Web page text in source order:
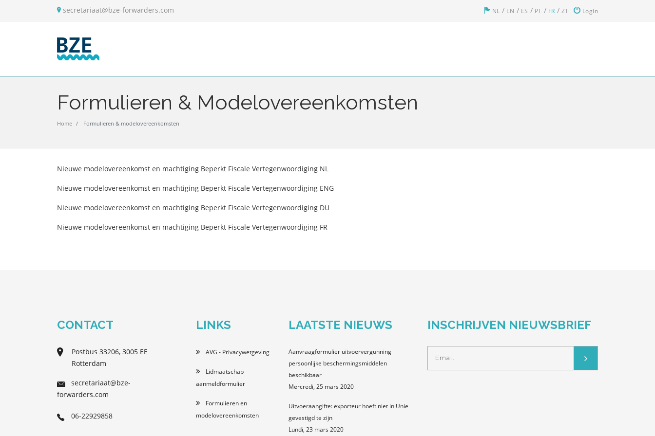
secretariaat@bze-forwarders.com NL / EN / ES / PT / FR / ZT Login
Formulieren & Modelovereenkomsten
Home Formulieren & modelovereenkomsten
Nieuwe modelovereenkomst en machtiging Beperkt Fiscale Vertegenwoordiging NL
Nieuwe modelovereenkomst en machtiging Beperkt Fiscale Vertegenwoordiging ENG
Nieuwe modelovereenkomst en machtiging Beperkt Fiscale Vertegenwoordiging DU
Nieuwe modelovereenkomst en machtiging Beperkt Fiscale Vertegenwoordiging FR
CONTACT
Postbus 33206, 3005 EE
Rotterdam
secretariaat@bze-
forwarders.com
06-22929858
LINKS
AVG - Privacywetgeving
Lidmaatschap
aanmeldformulier
Formulieren en
modelovereenkomsten
LAATSTE NIEUWS
Aanvraagformulier uitvoervergunning
persoonlijke beschermingsmiddelen
beschikbaar
Mercredi, 25 mars 2020
Uitvoeraangifte: exporteur hoeft niet in Unie
gevestigd te zijn
Lundi, 23 mars 2020
INSCHRIJVEN NIEUWSBRIEF